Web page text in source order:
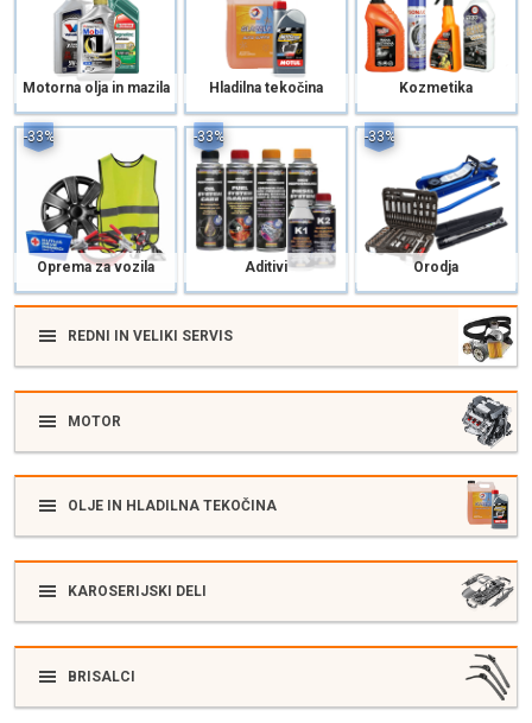
Motorna olja in mazila Hladilna tekočina Kozmetika
Oprema za vozila
-33%
Aditivi
-33%
Orodja
-33%
REDNI IN VELIKI SERVIS
MOTOR
OLJE IN HLADILNA TEKOČINA
KAROSERIJSKI DELI
BRISALCI